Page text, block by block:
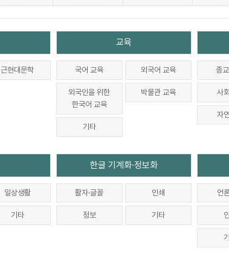
근현대문학
교육
국어 교육 외국어 교육
외국인을 위한
한국어 교육
박물관 교육
기타
종
사
자
일상생활
기타
한글 기계화·정보화
활자·글꼴 인쇄
정보 기타
언